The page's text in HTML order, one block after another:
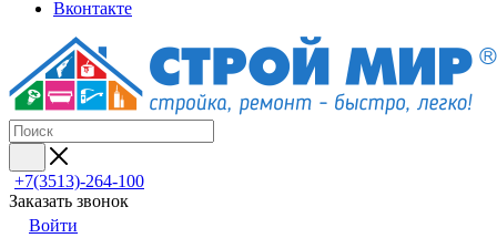
Вконтакте
+7(3513)-264-100
Заказать звонок
Войти